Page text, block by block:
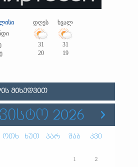
დღეს
ხვალ
31
31
20 19
ᲛᲘᲮᲔᲓᲕᲘᲗ
2026
ოთხ ხუთ პარ შაბ კვი
1 2